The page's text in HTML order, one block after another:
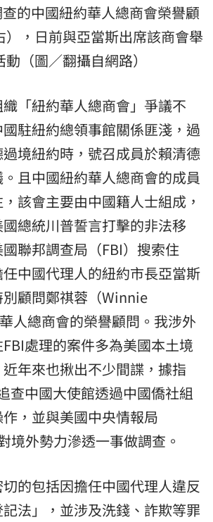
的中國紐約華人總商會榮譽顧
），日前與亞當斯出席該商會舉
（圖／翻攝自網路）
「紐約華人總商會」爭議不
駐紐約總領事館關係匪淺，過
境紐約時，號召成員於賴清德
且中國紐約華人總商會的成員
該會主要由中國籍人士組成，
總統川普誓言打擊的非法移
聯邦調查局（FBI）搜索住
中國代理人的紐約市長亞當斯
顧問鄭祺蓉（Winnie
人總商會的榮譽顧問。我涉外
處理的案件多為美國本土境
年來也揪出不少間諜，據指
查中國大使館透過中國僑社組
，並與美國中央情報局
境外勢力滲透一事做調查。
的包括因擔任中國代理人違反
記法」，並涉及洗錢、詐欺等罪